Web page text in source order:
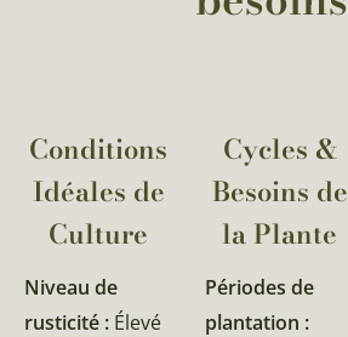
Conditions
Idéales de
Culture
Niveau de
rusticité : Élevé
Cycles &
Besoins de
la Plante​
Périodes de
plantation :